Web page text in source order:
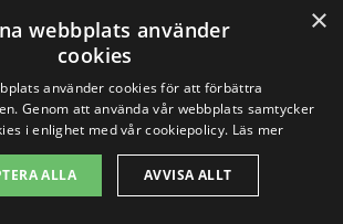
att dina fönster blir rena
Förutom Sorsele finns det
städer där du
professionella
×
webbplats använder
cookies
använder cookies för att förbättra
Genom att använda vår webbplats samtycker
i enlighet med vår cookiepolicy. Läs mer
ALLA AVVISA ALLT